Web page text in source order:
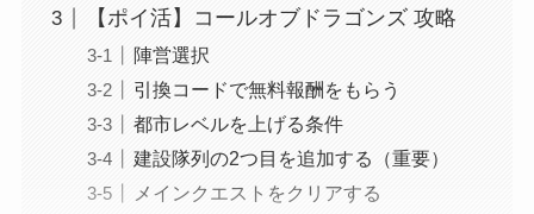
【ポイ活】コールオブドラゴンズ 攻略
陣営選択
引換コードで無料報酬をもらう
都市レベルを上げる条件
建設隊列の2つ目を追加する（重要）
メインクエストをクリアする